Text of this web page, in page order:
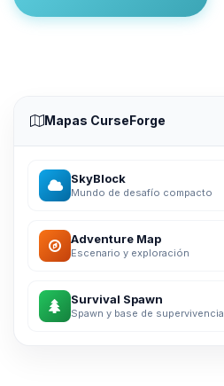
Mapas CurseForge
SkyBlock
Mundo de desafío compacto
Adventure Map
Escenario y exploración
Survival Spawn
Spawn y base de supervivencia